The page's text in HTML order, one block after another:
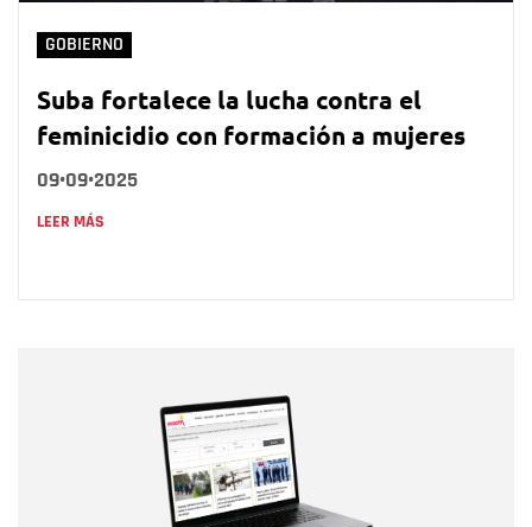
GOBIERNO
Suba fortalece la lucha contra el
feminicidio con formación a mujeres
09•09•2025
LEER MÁS
Correo electrónico